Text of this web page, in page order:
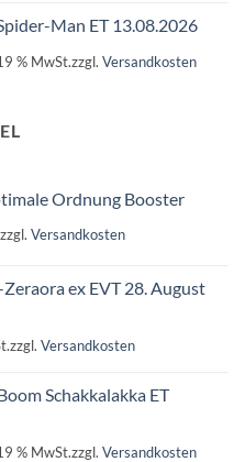
Man ET 13.08.2026
% MwSt.zzgl. Versandkosten
Ordnung Booster
zzgl. Versandkosten
ex EVT 28. August
zzgl. Versandkosten
Schakkalakka ET
% MwSt.zzgl. Versandkosten